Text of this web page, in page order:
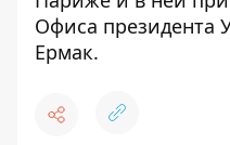
Офиса президента
Ермак.